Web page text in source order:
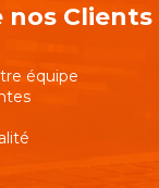
nos Clients
équipe